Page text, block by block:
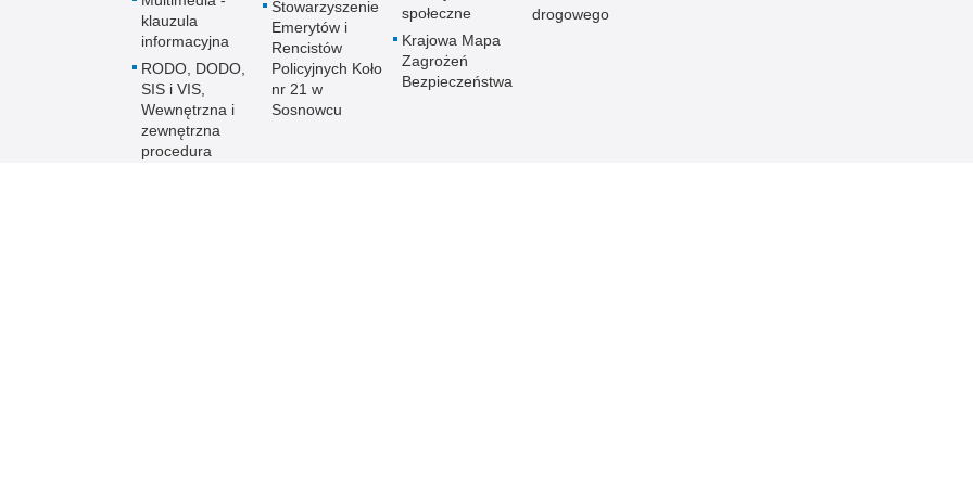
klauzula
informacyjna
RODO, DODO,
SIS i VIS,
Wewnętrzna i
zewnętrzna
procedura
Stowarzyszenie
Emerytów i
Rencistów
Policyjnych Koło
nr 21 w
Sosnowcu
społeczne
Krajowa Mapa
Zagrożeń
Bezpieczeństwa
drogowego